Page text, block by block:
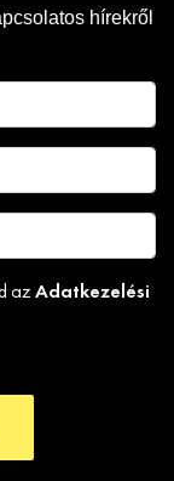
hírekről
az Adatkezelési